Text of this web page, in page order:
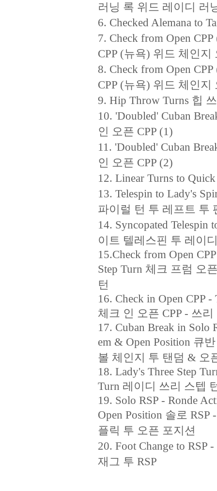
러닝 록 위드 레이디 러
6. Checked Alemana to
7. Check from Open
CPP (뉴욕) 위드 체인지
8. Check from Open
CPP (뉴욕) 위드 체인지
9. Hip Throw Turns 힙
10. 'Doubled' Cuban
인 오픈 CPP (1)
11. 'Doubled' Cuban
인 오픈 CPP (2)
12. Linear Turns to
13. Telespin to Lady's
파이럴 턴 투 레프트 투
14. Syncopated Telespin
이트 텔레스핀 투 레이
15.Check from Open
Step Turn 체크 프럼 오
턴
16. Check in Open CPP
체크 인 오픈 CPP - 쓰
17. Cuban Break in Solo
em & Open Position 큐
볼 체인지 투 탠덤 & 오
18. Lady's Three Step
Turn 레이디 쓰리 스텝
19. Solo RSP - Ronde
Open Position 솔로
플릭 투 오픈 포지션
20. Foot Change to RSP
재그 투 RSP